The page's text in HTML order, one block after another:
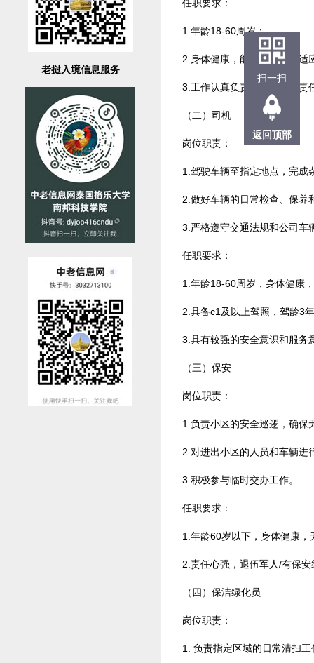
老挝入境信息服务
任职要求：
1.年龄18-60周岁；
2.身体健康，能吃苦耐劳，适
3.工作认真负责，有较强的责
（二）司机
岗位职责：
1.驾驶车辆至指定地点，完成
2.做好车辆的日常检查、保养
3.严格遵守交通法规和公司车
任职要求：
1.年龄18-60周岁，身体健康
2.具备c1及以上驾照，驾龄3
3.具有较强的安全意识和服务
（三）保安
岗位职责：
1.负责小区的安全巡逻，确保
2.对进出小区的人员和车辆进
3.积极参与临时交办工作。
任职要求：
1.年龄60岁以下，身体健康，
2.责任心强，退伍军人/有保
（四）保洁绿化员
岗位职责：
1. 负责指定区域的日常清扫
扫一扫
返回顶部